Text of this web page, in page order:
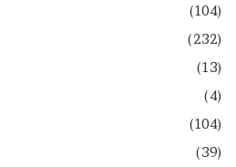
(104)
(232)
(13)
(4)
(104)
(39)